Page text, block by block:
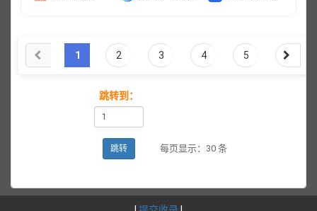
1 2 3 4 5
跳转到：
跳转 每页显示：30 条